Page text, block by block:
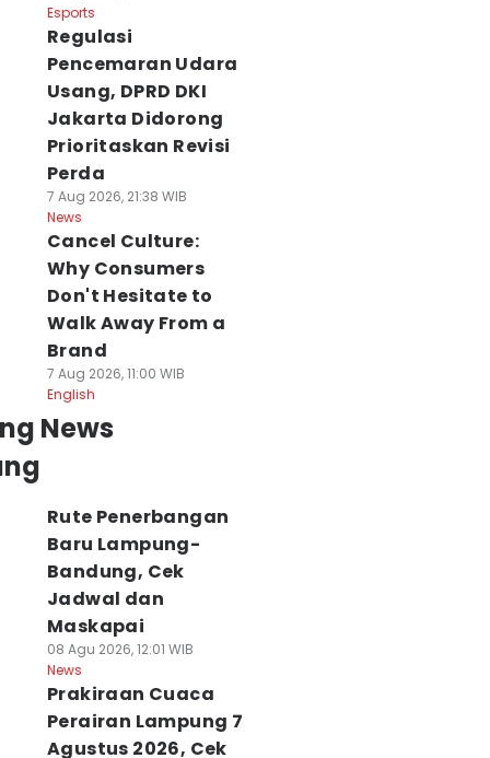
Esports
Regulasi
Pencemaran Udara
Usang, DPRD DKI
Jakarta Didorong
Prioritaskan Revisi
Perda
7 Aug 2026, 21:38 WIB
News
Cancel Culture:
Why Consumers
Don't Hesitate to
Walk Away From a
Brand
7 Aug 2026, 11:00 WIB
English
News
Rute Penerbangan
Baru Lampung-
Bandung, Cek
Jadwal dan
Maskapai
08 Agu 2026, 12:01 WIB
News
Prakiraan Cuaca
Perairan Lampung 7
Agustus 2026, Cek